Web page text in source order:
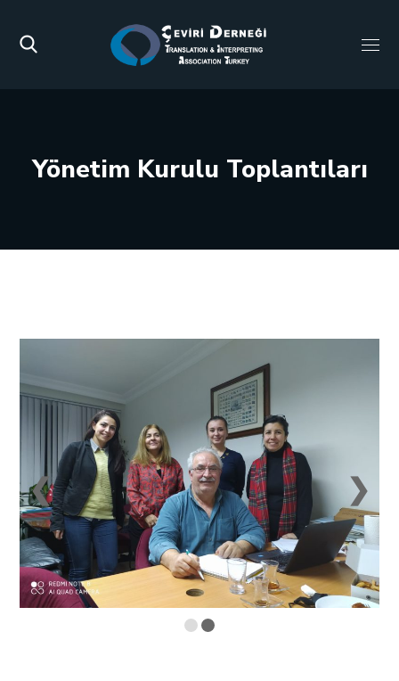
Yönetim Kurulu Toplantıları
❮ ❯